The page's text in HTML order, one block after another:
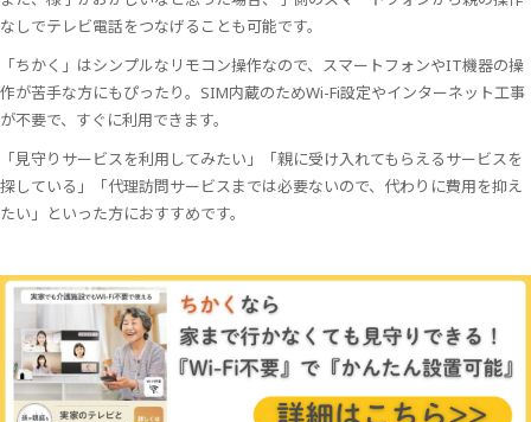
なしでテレビ電話をつなげることも可能です。
「ちかく」はシンプルなリモコン操作なので、スマートフォンやIT機器の操
作が苦手な方にもぴったり。SIM内蔵のためWi-Fi設定やインターネット工事
が不要で、すぐに利用できます。
「見守りサービスを利用してみたい」「親に受け入れてもらえるサービスを
探している」「代理訪問サービスまでは必要ないので、代わりに費用を抑え
たい」といった方におすすめです。